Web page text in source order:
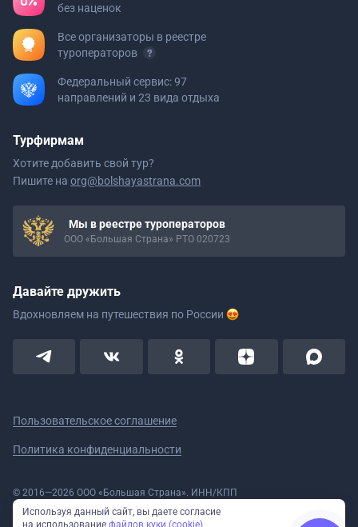
без наценок
Все организаторы в реестре
туроператоров
Федеральный сервис: 97
направлений и 23 вида отдыха
Турфирмам
Хотите добавить свой тур?
Пишите на org@bolshayastrana.com
Мы в реестре туроператоров
ООО «Большая Страна» РТО 020723
Давайте дружить
Вдохновляем на путешествия по России
Пользовательское соглашение
Политика конфиденциальности
© 2016—2026 ООО «Большая Страна». ИНН/КПП
5908078160/590801001 ОГРН 1185958020533
Номер в реестре Роскомнадзора № 59-18-006319 (Приказ № 321 от
Используя данный сайт, вы даете согласие
на использование файлов куки (cookie)